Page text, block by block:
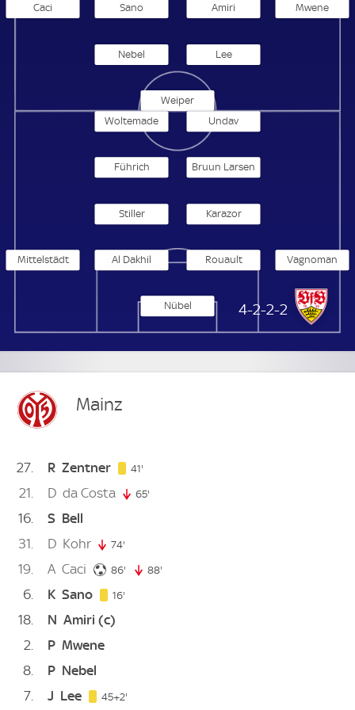
Caci Sano Amiri Mwene
Nebel Lee
Weiper
VfB Stuttgart
4-2-2-2
Nübel
Vagnoman
Rouault
Al Dakhil
Mittelstädt
Karazor
Stiller
Bruun Larsen
Führich
Undav
Woltemade
Mainz
27 R Zentner 41'
21 D da Costa 65'
16 S Bell
31
D Kohr 74'
19 A Caci 86' 86. minute
88'
6 K Sano 16'
18 N Amiri (c)
2
P Mwene
8
P Nebel
7
J Lee 45+2'